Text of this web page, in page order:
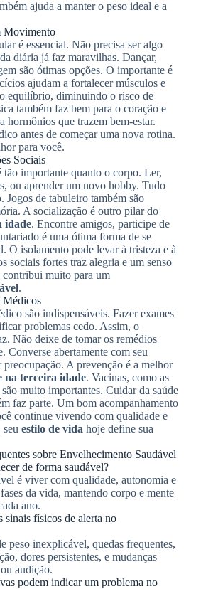
ajuda a manter o peso ideal e a
Movimento
é essencial. Não precisa ser algo
diária já faz maravilhas. Dançar,
são ótimas opções. O importante é
ajudam a fortalecer músculos e
equilíbrio, diminuindo o risco de
também faz bem para o coração e
hormônios que trazem bem-estar.
antes de começar uma nova rotina.
para você.
Sociais
tão importante quanto o corpo. Ler,
ou aprender um novo hobby. Tudo
Jogos de tabuleiro também são
A socialização é outro pilar do
idade. Encontre amigos, participe de
é uma ótima forma de se
O isolamento pode levar à tristeza e à
sociais fortes traz alegria e um senso
contribui muito para um
.
Médicos
são indispensáveis. Fazer exames
problemas cedo. Assim, o
Não deixe de tomar os remédios
Converse abertamente com seu
A prevenção é a melhor
na terceira idade. Vacinas, como as
muito importantes. Cuidar da saúde
faz parte. Um bom acompanhamento
continue vivendo com qualidade e
seu estilo de vida hoje define sua
sobre Envelhecimento Saudável
de forma saudável?
é viver com qualidade, autonomia e
da vida, mantendo corpo e mente
ano.
sinais físicos de alerta no
peso inexplicável, quedas frequentes,
dores persistentes, e mudanças
audição.
podem indicar um problema no